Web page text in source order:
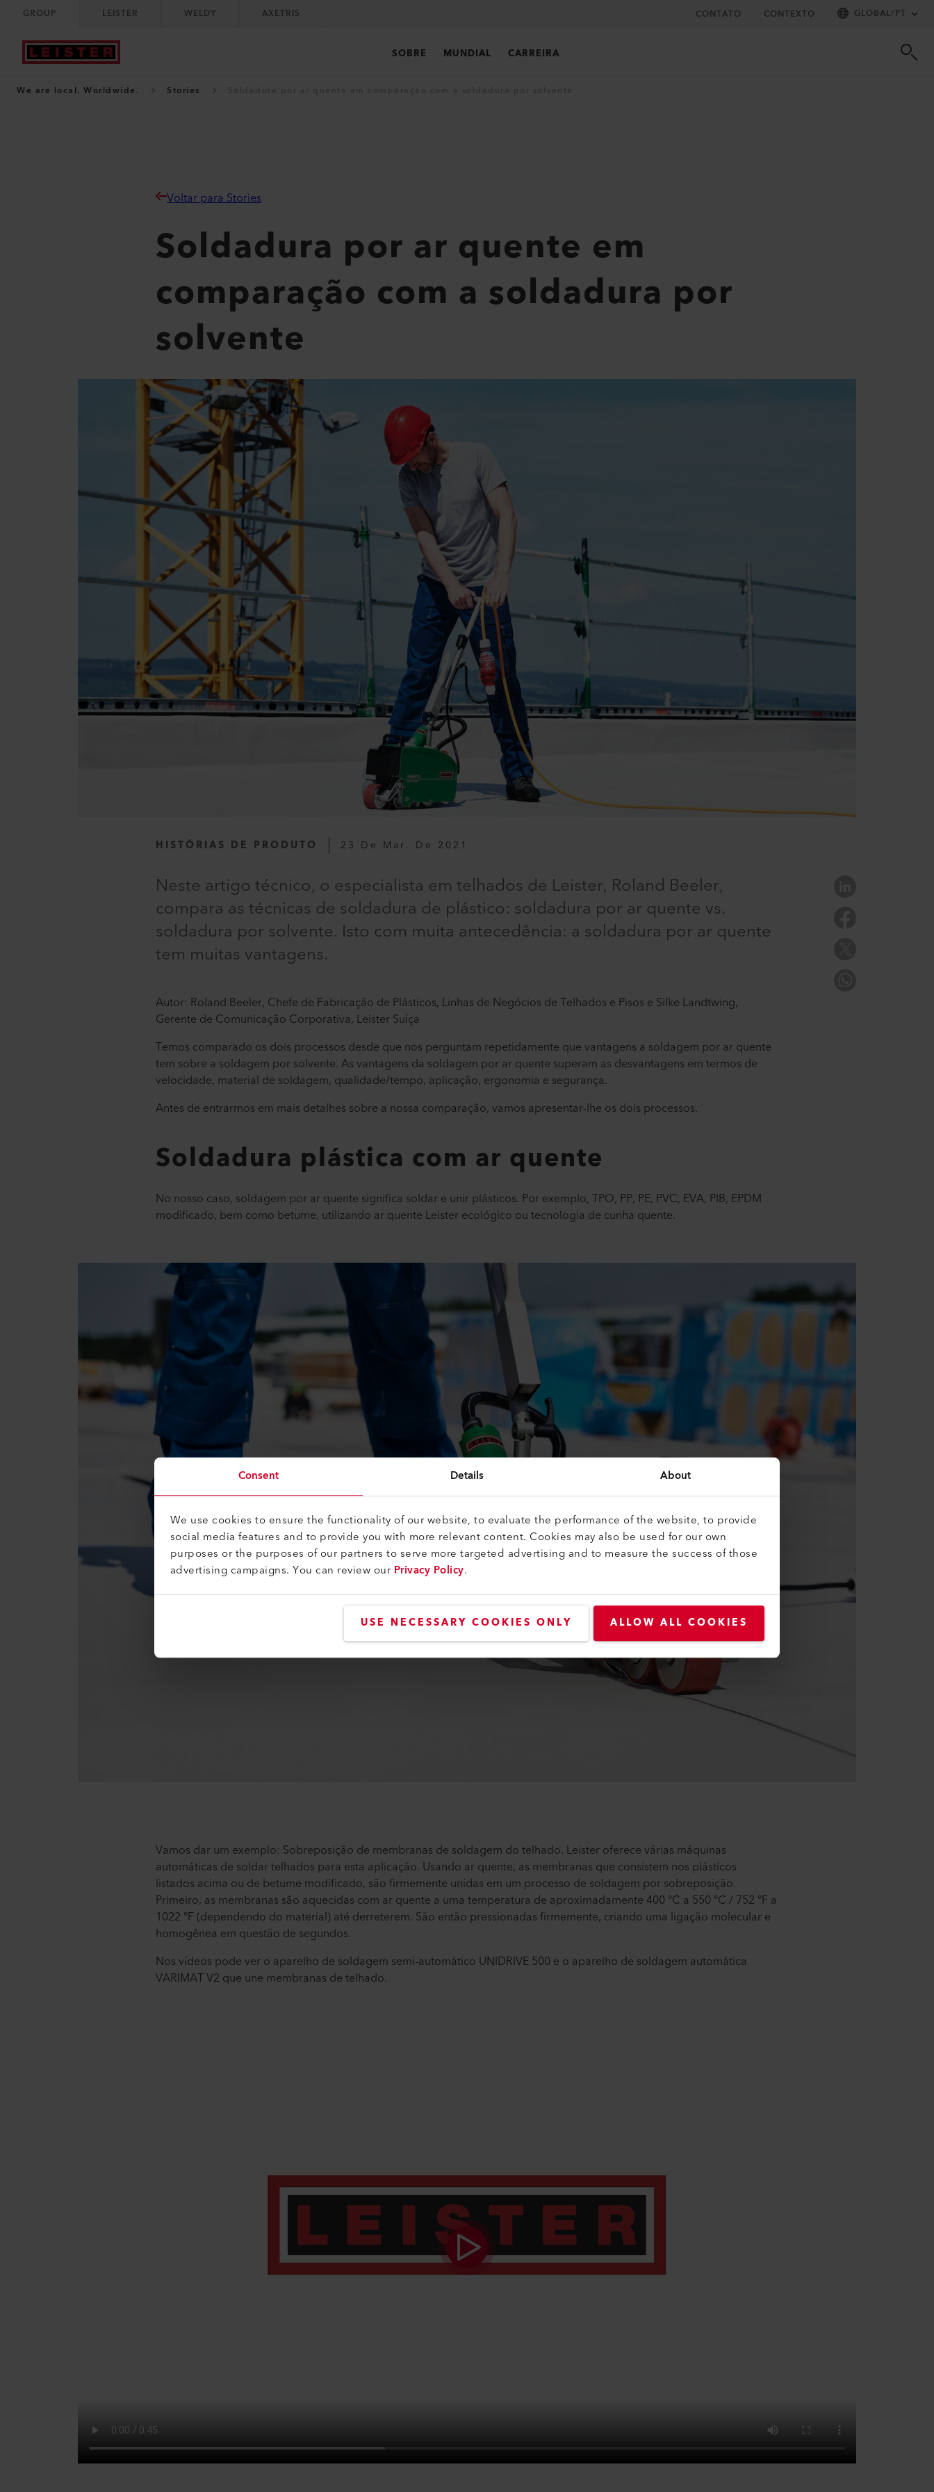
Consent Details About
We use cookies to ensure the functionality of our website, to evaluate the performance of the website, to provide
social media features and to provide you with more relevant content. Cookies may also be used for our own
purposes or the purposes of our partners to serve more targeted advertising and to measure the success of those
advertising campaigns. You can review ourPrivacy Policy.
USE NECESSARY COOKIES ONLY ALLOW ALL COOKIES
GROUP LEISTER WELDY AXETRIS CONTATO CONTEXTO GLOBAL/PT
SOBRE MUNDIAL CARREIRA
We are local. Worldwide. Stories
Voltar para Stories
Soldadura por ar quente em
comparação com a soldadura por
solvente
HISTÓRIAS DE PRODUTO 23 De Mar. De 2021
Neste artigo técnico, o especialista em telhados de Leister, Roland Beeler,
compara as técnicas de soldadura de plástico: soldadura por ar quente vs.
soldadura por solvente. Isto com muita antecedência: a soldadura por ar quente
tem muitas vantagens.
Autor: Roland Beeler, Chefe de Fabricação de Plásticos, Linhas de Negócios de Telhados e Pisos e Silke Landtwing,
Gerente de Comunicação Corporativa, Leister Suíça
Temos comparado os dois processos desde que nos perguntam repetidamente que vantagens a soldagem por ar quente
tem sobre a soldagem por solvente. As vantagens da soldagem por ar quente superam as desvantagens em termos de
velocidade, material de soldagem, qualidade/tempo, aplicação, ergonomia e segurança.
Antes de entrarmos em mais detalhes sobre a nossa comparação, vamos apresentar-lhe os dois processos.
Soldadura plástica com ar quente
No nosso caso, soldagem por ar quente significa soldar e unir plásticos. Por exemplo, TPO, PP, PE, PVC, EVA, PIB, EPDM
modificado, bem como betume, utilizando ar quente Leister ecológico ou tecnologia de cunha quente.
Vamos dar um exemplo: Sobreposição de membranas de soldagem do telhado. Leister oferece várias máquinas
automáticas de soldar telhados para esta aplicação. Usando ar quente, as membranas que consistem nos plásticos
listados acima ou de betume modificado, são firmemente unidas em um processo de soldagem por sobreposição.
Primeiro, as membranas são aquecidas com ar quente a uma temperatura de aproximadamente 400 °C a 550 °C / 752 °F a
1022 °F (dependendo do material) até derreterem. São então pressionadas firmemente, criando uma ligação molecular e
homogênea em questão de segundos.
Nos vídeos pode ver o aparelho de soldagem semi-automático UNIDRIVE 500 e o aparelho de soldagem automática
VARIMAT V2 que une membranas de telhado.